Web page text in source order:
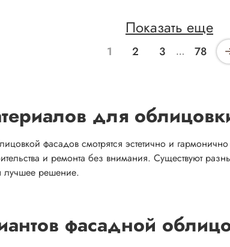
Показать еще
1 2 3 … 78
для
фасадов смотрятся эстетично и
и ремонта без внимания. Существуют
лучшее решение.
фасадной